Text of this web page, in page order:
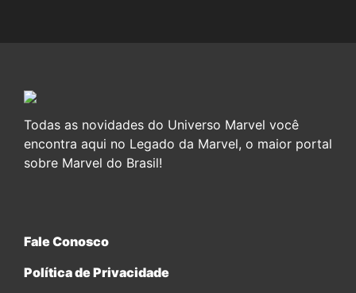
Todas as novidades do Universo Marvel você
encontra aqui no Legado da Marvel, o maior portal
sobre Marvel do Brasil!
Fale Conosco
Política de Privacidade